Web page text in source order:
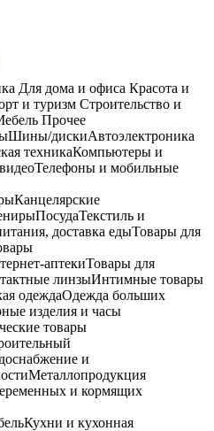
Для дома и офиса Красота и
и туризм Строительство и
Прочее
Шины/дискиАвтоэлектроника
техникаКомпьютеры и
Телефоны и мобильные
Канцелярские
ПосудаТекстиль и
доставка едыТовары для
аптекиТовары для
линзыИнтимные товары
одеждаОдежда больших
изделия и часы
товары
и
Металлопродукция
и кормящих
Кухни и кухонная